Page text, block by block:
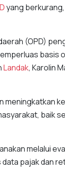
yang
(OPD)
basis
Landak, Karolin
meningkatkan
baik
melalui
pajak dan